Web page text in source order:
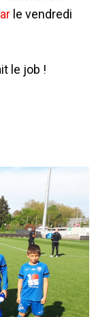
le vendredi
le job !